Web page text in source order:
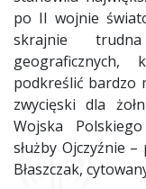
po II wojnie
skrajnie
geograficznych,
podkreślić bardzo
zwycięski dla
Wojska
służby Ojczyźnie
Błaszczak,